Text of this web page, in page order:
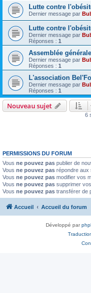
Lutte contre
Dernier message par
Lutte contre
Dernier message par
Réponses : 1
Assemblée
Dernier message par
Réponses : 1
L'association
Dernier message par
Réponses : 1
Nouveau sujet
6
PERMISSIONS DU FORUM
Vous ne pouvez pas publier de
Vous ne pouvez pas répondre aux
Vous ne pouvez pas modifier vos
Vous ne pouvez pas supprimer
Vous ne pouvez pas transférer de
Accueil Accueil du forum
Développé par